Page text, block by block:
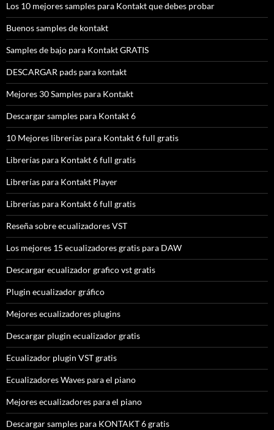
Los 10 mejores samples para Kontakt que debes probar
Buenos samples de kontakt
Samples de bajo para Kontakt GRATIS
DESCARGAR pads para kontakt
Mejores 30 Samples para Kontakt
Descargar samples para Kontakt 6
10 Mejores librerías para Kontakt 6 full gratis
Librerías para Kontakt 6 full gratis
Librerías para Kontakt Player
Librerías para Kontakt 6 full gratis
Reseña sobre ecualizadores VST
Los mejores 15 ecualizadores gratis para DAW
Descargar ecualizador grafico vst gratis
Plugin ecualizador gráfico
Mejores ecualizadores plugins
Descargar plugin ecualizador gratis
Ecualizador plugin VST gratis
Ecualizadores Waves para el piano
Mejores ecualizadores para el piano
Descargar samples para KONTAKT 6 gratis